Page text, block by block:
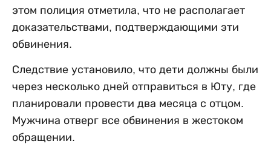
этом полиция отметила, что не располагает
доказательствами, подтверждающими эти
обвинения.
Следствие установило, что дети должны были
через несколько дней отправиться в Юту, где
планировали провести два месяца с отцом.
Мужчина отверг все обвинения в жестоком
обращении.